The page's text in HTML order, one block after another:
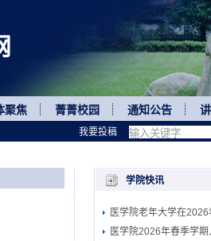
聚焦 菁菁校园 通知公告
学院快讯
医学院老年大学在
医学院2026年春季学
我要投稿